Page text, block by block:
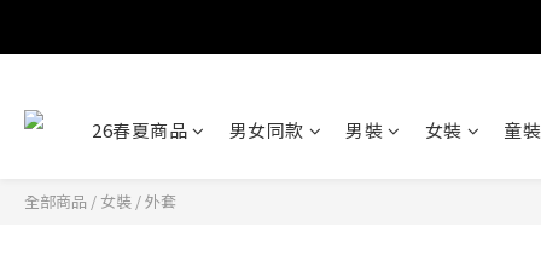
26春夏商品 男女同款 男裝 女裝 童裝
全部商品 / 女裝 /外套